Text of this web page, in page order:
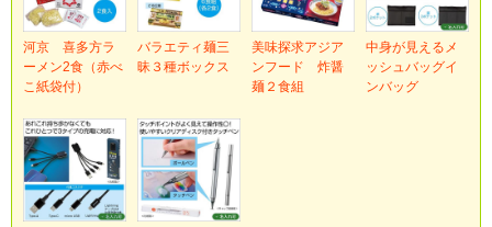
河京 喜多方ラ
ーメン2食（赤べ
こ紙袋付）
バラエティ麺三
昧３種ボックス
美味探求アジア
ンフード 炸醤
麺２食組
中身が見えるメ
ッシュバッグイ
ンバッグ